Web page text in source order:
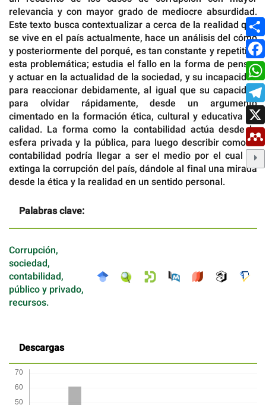
relevancia y con mayor grado de mediocre absurdidad.
Este texto busca contextualizar a cerca de la realidad que
se vive en el país actualmente, hace un análisis del cómo
y posteriormente del porqué, es tan constante y repetitiva
esta problemática; estudia el fallo en la forma de pensar
y actuar en la actualidad de la sociedad, y su incapacidad
para reaccionar debidamente, al igual que su capacidad
para olvidar rápidamente, desde un argumento
cimentado en la formación ética, cultural y educativa de
calidad. La forma como la contabilidad actúa desde la
esfera privada y la pública, para luego describir como la
contabilidad podría llegar a ser el medio por el cual se
extinga la corrupción del país, dándole al final una mirada
desde la ética y la realidad en un sentido personal.
Palabras clave:
Corrupción,
sociedad,
contabilidad,
público y privado,
recursos.
Descargas